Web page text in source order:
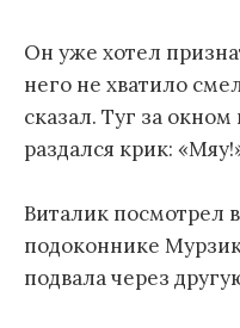
Он уже хотел
него не хватило
сказал. Туг за
раздался крик:
Виталик посмотрел
подоконнике
подвала через